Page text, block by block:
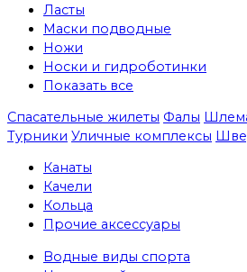
Ласты
Маски подводные
Ножи
Носки и гидроботинки
Показать все
Спасательные жилеты Фалы
Турники Уличные комплексы
Канаты
Качели
Кольца
Прочие аксессуары
Водные виды спорта